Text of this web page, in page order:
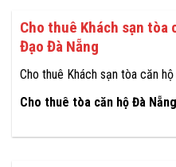
Cho thuê Khách sạn tòa
Đạo Đà Nẵng
Cho thuê Khách sạn tòa căn
Cho thuê tòa căn hộ Đà Nẵng